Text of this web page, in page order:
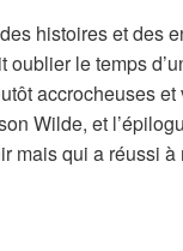
histoires et des
oublier le temps
accrocheuses
Wilde, et
mais qui a réussi